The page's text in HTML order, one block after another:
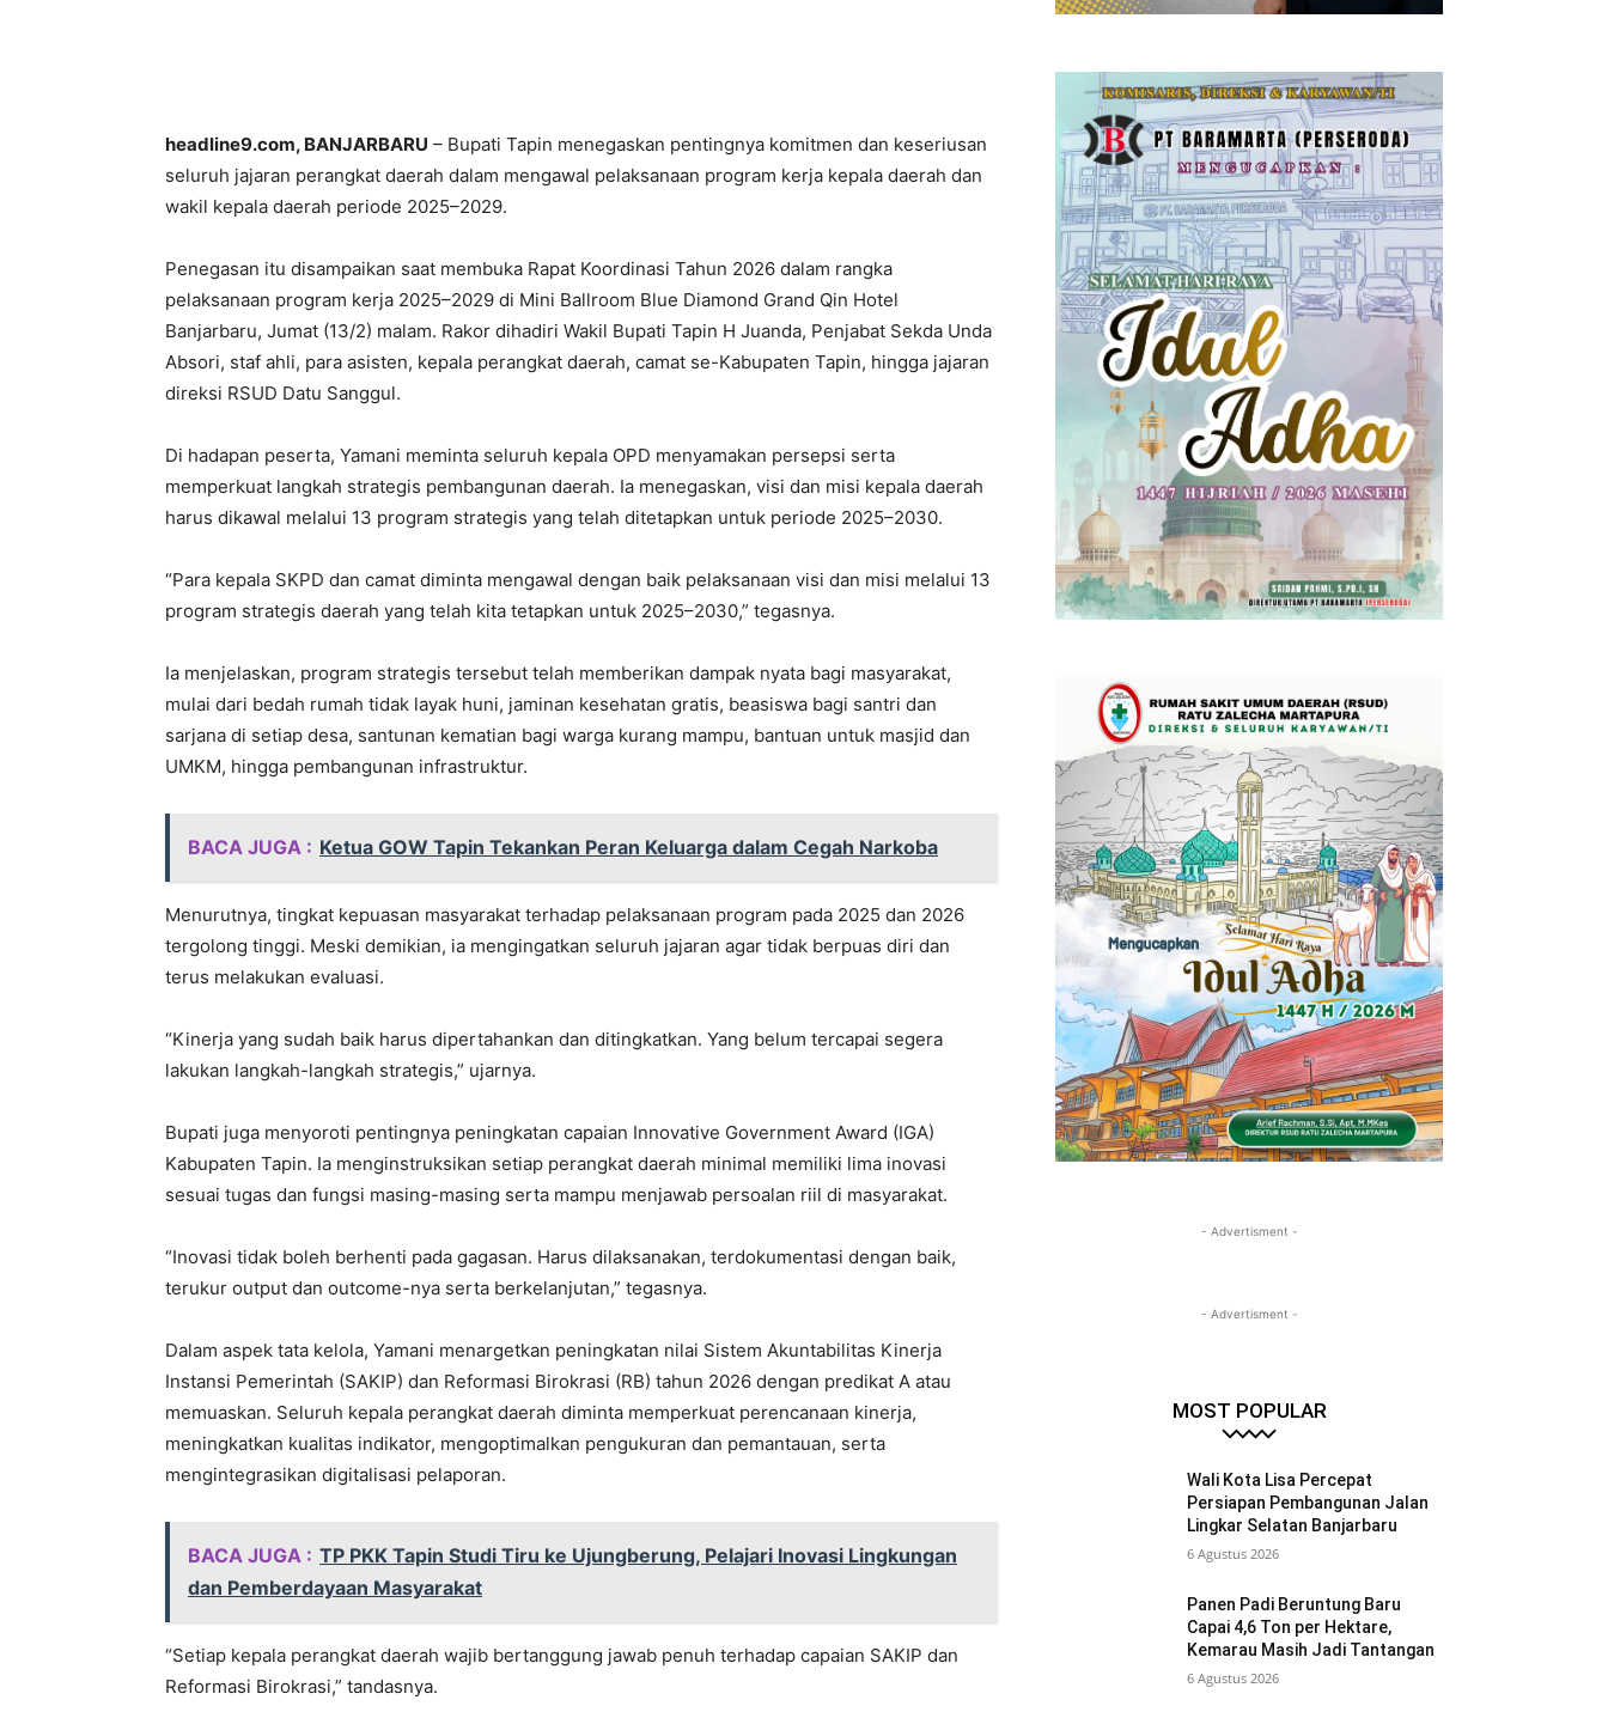
headline9.com, BANJARBARU – Bupati Tapin menegaskan pentingnya komitmen dan keseriusan
seluruh jajaran perangkat daerah dalam mengawal pelaksanaan program kerja kepala daerah dan
wakil kepala daerah periode 2025–2029.
Penegasan itu disampaikan saat membuka Rapat Koordinasi Tahun 2026 dalam rangka
pelaksanaan program kerja 2025–2029 di Mini Ballroom Blue Diamond Grand Qin Hotel
Banjarbaru, Jumat (13/2) malam. Rakor dihadiri Wakil Bupati Tapin H Juanda, Penjabat Sekda Unda
Absori, staf ahli, para asisten, kepala perangkat daerah, camat se-Kabupaten Tapin, hingga jajaran
direksi RSUD Datu Sanggul.
Di hadapan peserta, Yamani meminta seluruh kepala OPD menyamakan persepsi serta
memperkuat langkah strategis pembangunan daerah. Ia menegaskan, visi dan misi kepala daerah
harus dikawal melalui 13 program strategis yang telah ditetapkan untuk periode 2025–2030.
“Para kepala SKPD dan camat diminta mengawal dengan baik pelaksanaan visi dan misi melalui 13
program strategis daerah yang telah kita tetapkan untuk 2025–2030,” tegasnya.
Ia menjelaskan, program strategis tersebut telah memberikan dampak nyata bagi masyarakat,
mulai dari bedah rumah tidak layak huni, jaminan kesehatan gratis, beasiswa bagi santri dan
sarjana di setiap desa, santunan kematian bagi warga kurang mampu, bantuan untuk masjid dan
UMKM, hingga pembangunan infrastruktur.
BACA JUGA : Ketua GOW Tapin Tekankan Peran Keluarga dalam Cegah Narkoba
Menurutnya, tingkat kepuasan masyarakat terhadap pelaksanaan program pada 2025 dan 2026
tergolong tinggi. Meski demikian, ia mengingatkan seluruh jajaran agar tidak berpuas diri dan
terus melakukan evaluasi.
“Kinerja yang sudah baik harus dipertahankan dan ditingkatkan. Yang belum tercapai segera
lakukan langkah-langkah strategis,” ujarnya.
Bupati juga menyoroti pentingnya peningkatan capaian Innovative Government Award (IGA)
Kabupaten Tapin. Ia menginstruksikan setiap perangkat daerah minimal memiliki lima inovasi
sesuai tugas dan fungsi masing-masing serta mampu menjawab persoalan riil di masyarakat.
“Inovasi tidak boleh berhenti pada gagasan. Harus dilaksanakan, terdokumentasi dengan baik,
terukur output dan outcome-nya serta berkelanjutan,” tegasnya.
Dalam aspek tata kelola, Yamani menargetkan peningkatan nilai Sistem Akuntabilitas Kinerja
Instansi Pemerintah (SAKIP) dan Reformasi Birokrasi (RB) tahun 2026 dengan predikat A atau
memuaskan. Seluruh kepala perangkat daerah diminta memperkuat perencanaan kinerja,
meningkatkan kualitas indikator, mengoptimalkan pengukuran dan pemantauan, serta
mengintegrasikan digitalisasi pelaporan.
BACA JUGA : TP PKK Tapin Studi Tiru ke Ujungberung, Pelajari Inovasi Lingkungan
dan Pemberdayaan Masyarakat
“Setiap kepala perangkat daerah wajib bertanggung jawab penuh terhadap capaian SAKIP dan
Reformasi Birokrasi,” tandasnya.
- Advertisment -
- Advertisment -
MOST POPULAR
Wali Kota Lisa Percepat
Persiapan Pembangunan Jalan
Lingkar Selatan Banjarbaru
6 Agustus 2026
Panen Padi Beruntung Baru
Capai 4,6 Ton per Hektare,
Kemarau Masih Jadi Tantangan
6 Agustus 2026